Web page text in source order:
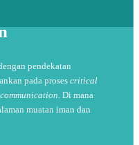
pendekatan
pada prosescritical
. Di mana
muatan iman dan